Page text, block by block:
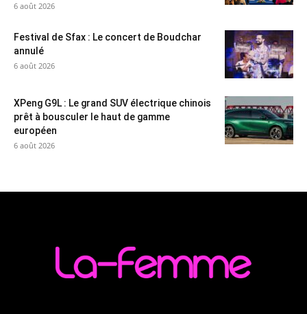
6 août 2026
Festival de Sfax : Le concert de Boudchar
annulé
6 août 2026
XPeng G9L : Le grand SUV électrique chinois
prêt à bousculer le haut de gamme
européen
6 août 2026